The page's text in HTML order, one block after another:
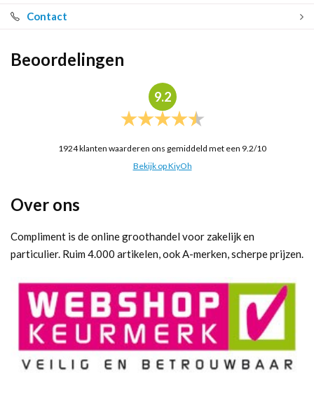
Contact
Beoordelingen
9.2
1924klanten waarderen ons gemiddeld met een 9.2/10
Bekijk op KiyOh
Over ons
Compliment is de online groothandel voor zakelijk en
particulier. Ruim 4.000 artikelen, ook A-merken, scherpe prijzen.